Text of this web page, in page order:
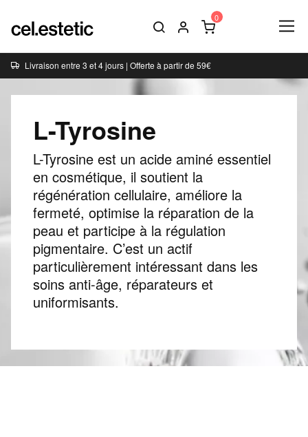
Livraison entre 3 et 4 jours | Offerte à partir de 59€
L-Tyrosine
L-Tyrosine est un acide aminé essentiel
en cosmétique, il soutient la
régénération cellulaire, améliore la
fermeté, optimise la réparation de la
peau et participe à la régulation
pigmentaire. C’est un actif
particulièrement intéressant dans les
soins anti-âge, réparateurs et
uniformisants.